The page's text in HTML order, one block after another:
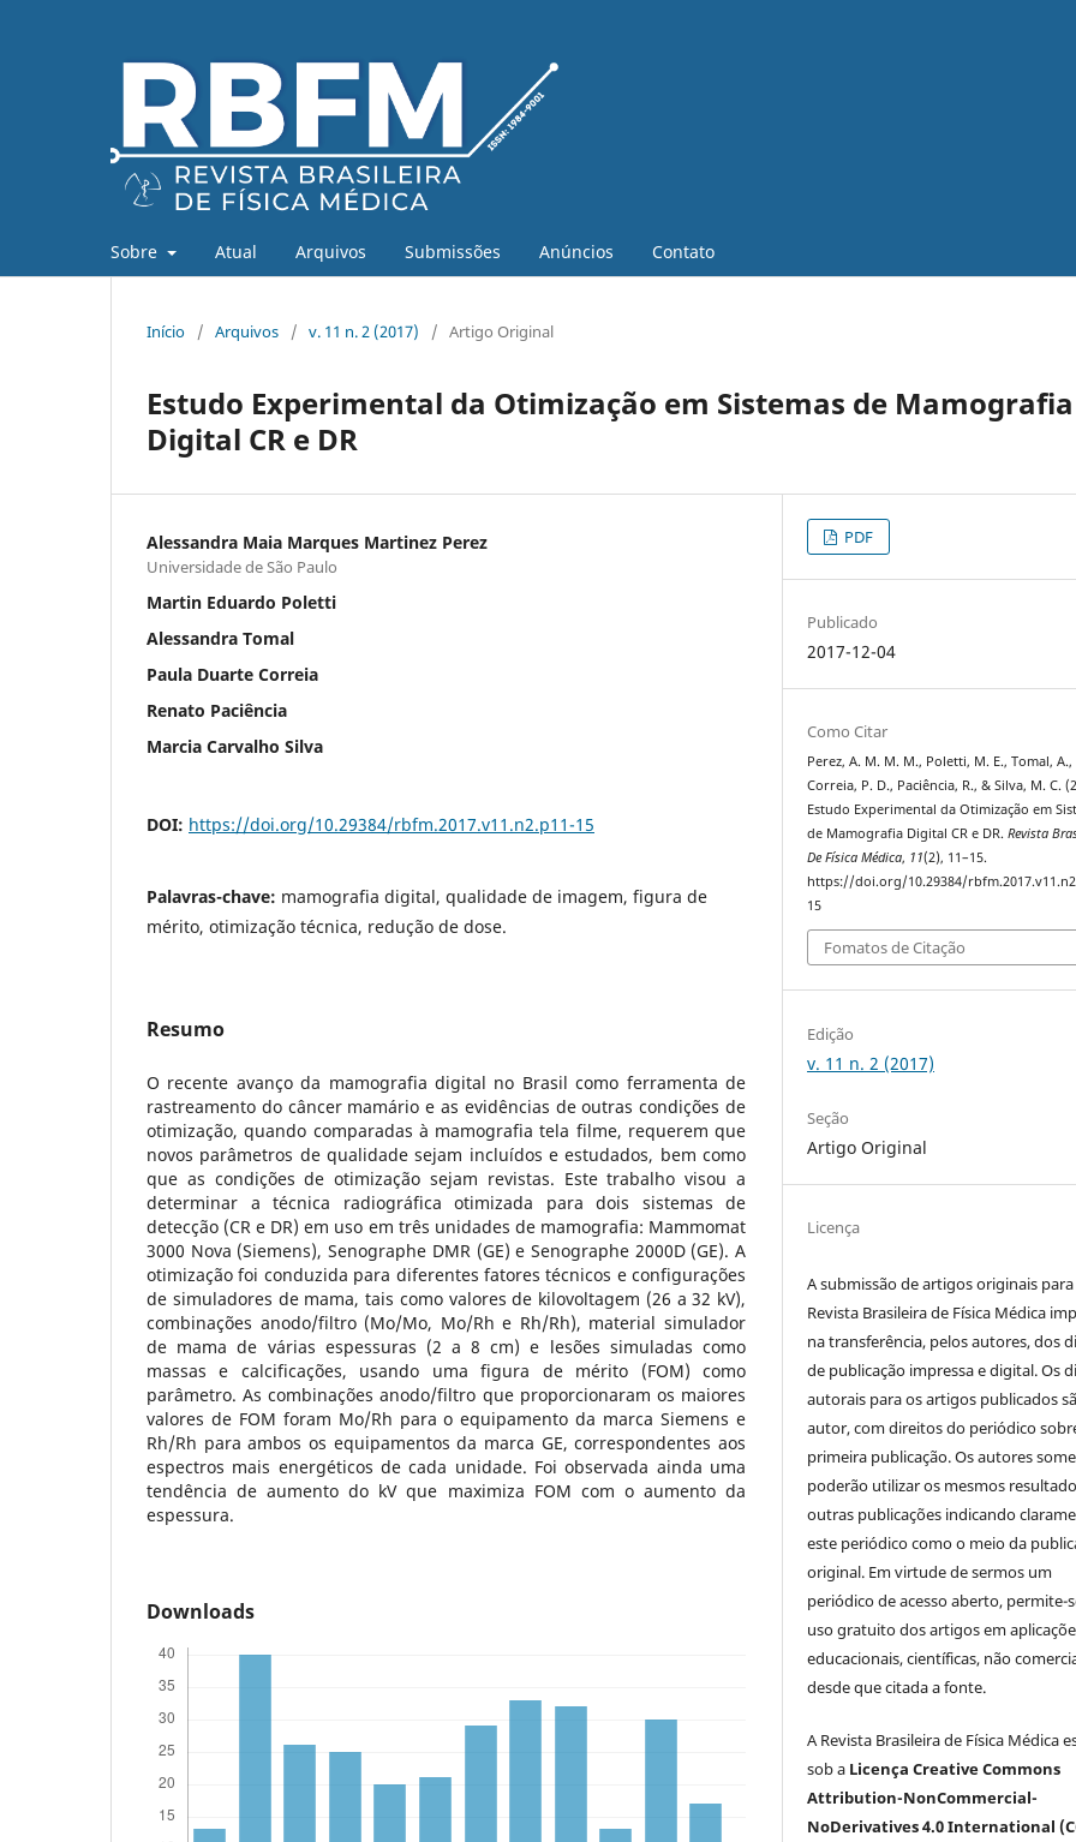
Sobre Atual Arquivos Submissões Anúncios Contato
Início / Arquivos / v. 11 n. 2 (2017) / Artigo Original
Estudo Experimental da Otimização em Sistemas de Mamografia
Digital CR e DR
Alessandra Maia Marques Martinez Perez
Universidade de São Paulo
Martin Eduardo Poletti
Alessandra Tomal
Paula Duarte Correia
Renato Paciência
Marcia Carvalho Silva
DOI: https://doi.org/10.29384/rbfm.2017.v11.n2.p11-15
Palavras-chave: mamografia digital, qualidade de imagem, figura de
mérito, otimização técnica, redução de dose.
Resumo
O recente avanço da mamografia digital no Brasil como ferramenta de
rastreamento do câncer mamário e as evidências de outras condições de
otimização, quando comparadas à mamografia tela filme, requerem que
novos parâmetros de qualidade sejam incluídos e estudados, bem como
que as condições de otimização sejam revistas. Este trabalho visou a
determinar a técnica radiográfica otimizada para dois sistemas de
detecção (CR e DR) em uso em três unidades de mamografia: Mammomat
3000 Nova (Siemens), Senographe DMR (GE) e Senographe 2000D (GE). A
otimização foi conduzida para diferentes fatores técnicos e configurações
de simuladores de mama, tais como valores de kilovoltagem (26 a 32 kV),
combinações anodo/filtro (Mo/Mo, Mo/Rh e Rh/Rh), material simulador
de mama de várias espessuras (2 a 8 cm) e lesões simuladas como
massas e calcificações, usando uma figura de mérito (FOM) como
parâmetro. As combinações anodo/filtro que proporcionaram os maiores
valores de FOM foram Mo/Rh para o equipamento da marca Siemens e
Rh/Rh para ambos os equipamentos da marca GE, correspondentes aos
espectros mais energéticos de cada unidade. Foi observada ainda uma
tendência de aumento do kV que maximiza FOM com o aumento da
espessura.
Downloads
PDF
Publicado
2017-12-04
Como Citar
Perez, A. M. M. M., Poletti, M. E., Tomal, A.,
Correia, P. D., Paciência, R., & Silva, M. C.
Estudo Experimental da Otimização em
de Mamografia Digital CR e DR.Revista
De Física Médica, 11(2), 11–15.
https://doi.org/10.29384/
15
Fomatos de Citação
Edição
v. 11 n. 2 (2017)
Seção
Artigo Original
Licença
A submissão de artigos originais para
Revista Brasileira de Física Médica
na transferência, pelos autores, dos
de publicação impressa e digital. Os
autorais para os artigos publicados
autor, com direitos do periódico
primeira publicação. Os autores
poderão utilizar os mesmos
outras publicações indicando
este periódico como o meio da
original. Em virtude de sermos um
periódico de acesso aberto, permite-
uso gratuito dos artigos em
educacionais, científicas, não
desde que citada a fonte.
A Revista Brasileira de Física Médica
sob a Licença Creative Commons
Attribution-NonCommercial-
NoDerivatives 4.0 International